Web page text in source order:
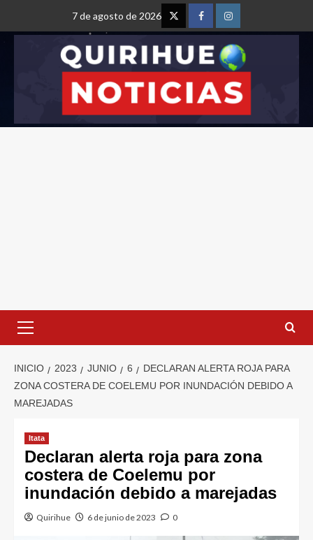
7 de agosto de 2026
INICIO 2023 JUNIO 6
DECLARAN ALERTA ROJA PARA
ZONA COSTERA DE COELEMU POR INUNDACIÓN DEBIDO A
MAREJADAS
Itata
Declaran alerta roja para zona
costera de Coelemu por
inundación debido a marejadas
Quirihue 6 de junio de 2023 0